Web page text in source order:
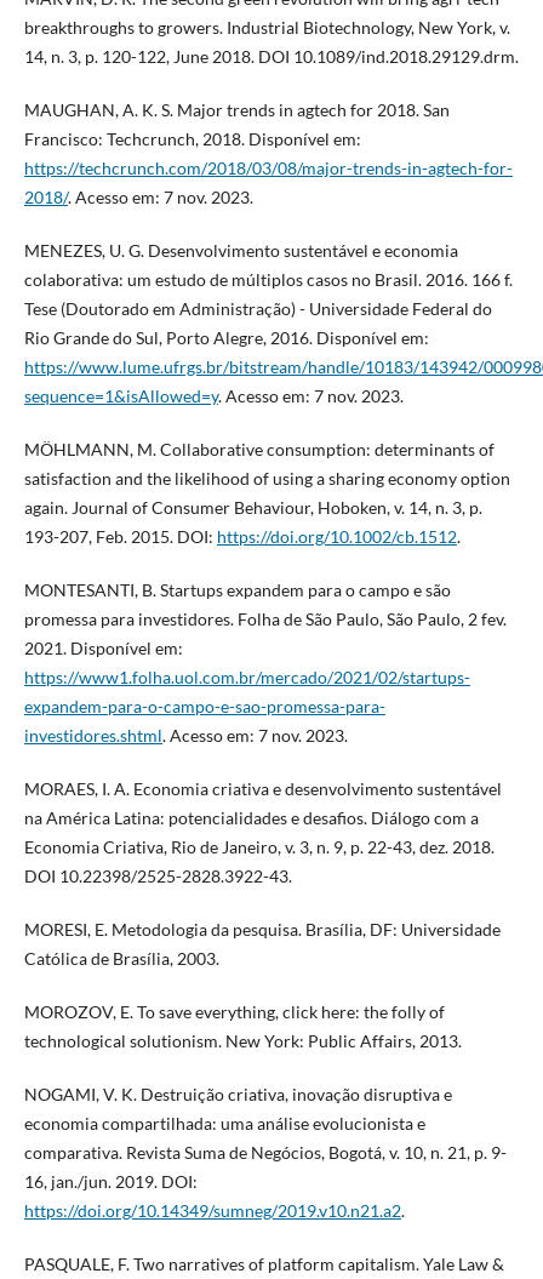
breakthroughs to growers. Industrial Biotechnology, New York, v.
14, n. 3, p. 120-122, June 2018. DOI 10.1089/ind.2018.29129.drm.
MAUGHAN, A. K. S. Major trends in agtech for 2018. San
Francisco: Techcrunch, 2018. Disponível em:
https://techcrunch.com/2018/03/08/major-trends-in-agtech-for-
2018/. Acesso em: 7 nov. 2023.
MENEZES, U. G. Desenvolvimento sustentável e economia
colaborativa: um estudo de múltiplos casos no Brasil. 2016. 166 f.
Tese (Doutorado em Administração) - Universidade Federal do
Rio Grande do Sul, Porto Alegre, 2016. Disponível em:
https://www.lume.ufrgs.br/bitstream/handle/10183/143942/
sequence=1&isAllowed=y. Acesso em: 7 nov. 2023.
MÖHLMANN, M. Collaborative consumption: determinants of
satisfaction and the likelihood of using a sharing economy option
again. Journal of Consumer Behaviour, Hoboken, v. 14, n. 3, p.
193-207, Feb. 2015. DOI: https://doi.org/10.1002/cb.1512.
MONTESANTI, B. Startups expandem para o campo e são
promessa para investidores. Folha de São Paulo, São Paulo, 2 fev.
2021. Disponível em:
https://www1.folha.uol.com.br/mercado/2021/02/startups-
expandem-para-o-campo-e-sao-promessa-para-
investidores.shtml. Acesso em: 7 nov. 2023.
MORAES, I. A. Economia criativa e desenvolvimento sustentável
na América Latina: potencialidades e desafios. Diálogo com a
Economia Criativa, Rio de Janeiro, v. 3, n. 9, p. 22-43, dez. 2018.
DOI 10.22398/2525-2828.3922-43.
MORESI, E. Metodologia da pesquisa. Brasília, DF: Universidade
Católica de Brasília, 2003.
MOROZOV, E. To save everything, click here: the folly of
technological solutionism. New York: Public Affairs, 2013.
NOGAMI, V. K. Destruição criativa, inovação disruptiva e
economia compartilhada: uma análise evolucionista e
comparativa. Revista Suma de Negócios, Bogotá, v. 10, n. 21, p. 9-
16, jan./jun. 2019. DOI:
https://doi.org/10.14349/sumneg/2019.v10.n21.a2.
PASQUALE, F. Two narratives of platform capitalism. Yale Law &